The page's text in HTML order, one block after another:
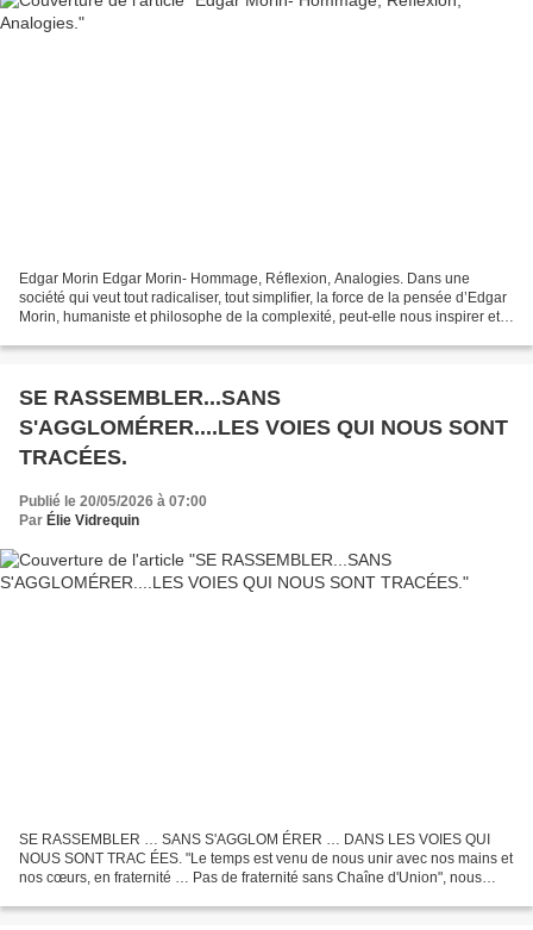
Edgar Morin Edgar Morin- Hommage, Réflexion, Analogies. Dans une
société qui veut tout radicaliser, tout simplifier, la force de la pensée d’Edgar
Morin, humaniste et philosophe de la complexité, peut-elle nous inspirer et
SE RASSEMBLER...SANS
S'AGGLOMÉRER....LES VOIES QUI NOUS SONT
TRACÉES.
Publié le 20/05/2026 à 07:00
Par Élie Vidrequin
SE RASSEMBLER … SANS S'AGGLOM ÉRER … DANS LES VOIES QUI
NOUS SONT TRAC ÉES. "Le temps est venu de nous unir avec nos mains et
nos cœurs, en fraternité … Pas de fraternité sans Chaîne d'Union", nous